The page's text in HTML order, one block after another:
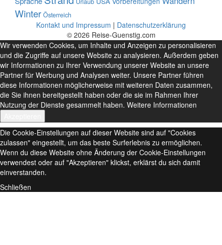
Winter Österreich
Kontakt und Impressum | Datenschutzerklärung
© 2026 Reise-Guenstig.com
Wir verwenden Cookies, um Inhalte und Anzeigen zu personalisieren
und die Zugriffe auf unsere Website zu analysieren. Außerdem geben
wir Informationen zu Ihrer Verwendung unserer Website an unsere
Partner für Werbung und Analysen weiter. Unsere Partner führen
diese Informationen möglicherweise mit weiteren Daten zusammen,
die Sie ihnen bereitgestellt haben oder die sie im Rahmen Ihrer
Nutzung der Dienste gesammelt haben. Weitere Informationen
Die Cookie-Einstellungen auf dieser Website sind auf "Cookies
zulassen" eingestellt, um das beste Surferlebnis zu ermöglichen.
Wenn du diese Website ohne Änderung der Cookie-Einstellungen
verwendest oder auf "Akzeptieren" klickst, erklärst du sich damit
einverstanden.
Schließen